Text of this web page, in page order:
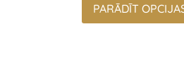
PARĀDĪT